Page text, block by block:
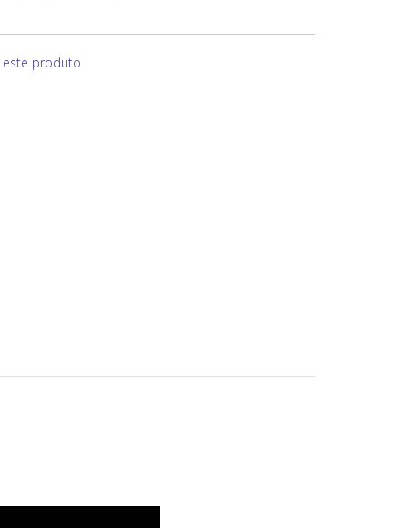
este produto